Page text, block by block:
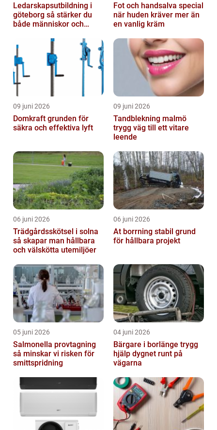
Ledarskapsutbildning i
göteborg så stärker du
både människor och
Fot och handsalva special
när huden kräver mer än
en vanlig kräm
09 juni 2026
Domkraft grunden för
säkra och effektiva lyft
09 juni 2026
Tandblekning malmö
trygg väg till ett vitare
leende
06 juni 2026
Trädgårdsskötsel i solna
så skapar man hållbara
och välskötta utemiljöer
06 juni 2026
At borrning stabil grund
för hållbara projekt
05 juni 2026
Salmonella provtagning
så minskar vi risken för
smittspridning
04 juni 2026
Bärgare i borlänge trygg
hjälp dygnet runt på
vägarna